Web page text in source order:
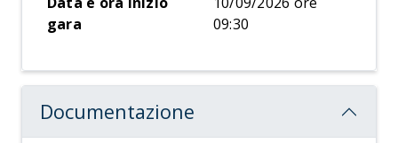
gara
09:30
Documentazione